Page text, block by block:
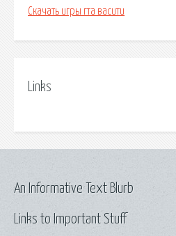
Скачать игры гта васити
Links
Links to Important Stuff
An Informative Text Blurb